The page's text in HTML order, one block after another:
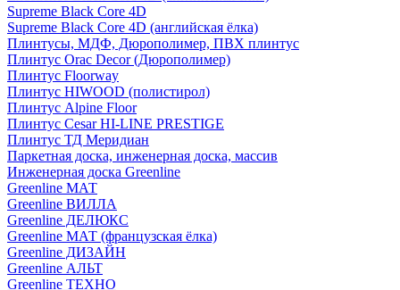
Supreme Black Core 4D
Supreme Black Core 4D (английская ёлка)
Плинтусы, МДФ, Дюрополимер, ПВХ плинтус
Плинтус Orac Decor (Дюрополимер)
Плинтус Floorway
Плинтус HIWOOD (полистирол)
Плинтус Alpine Floor
Плинтус Cesar HI-LINE PRESTIGE
Плинтус ТД Меридиан
Паркетная доска, инженерная доска, массив
Инженерная доска Greenline
Greenline МАТ
Greenline ВИЛЛА
Greenline ДЕЛЮКС
Greenline МАТ (французская ёлка)
Greenline ДИЗАЙН
Greenline АЛЬТ
Greenline ТЕХНО